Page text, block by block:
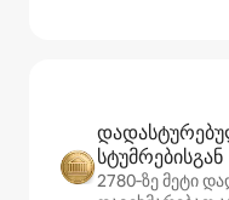
სტუმრებისგან
2780‑ზე მეტი